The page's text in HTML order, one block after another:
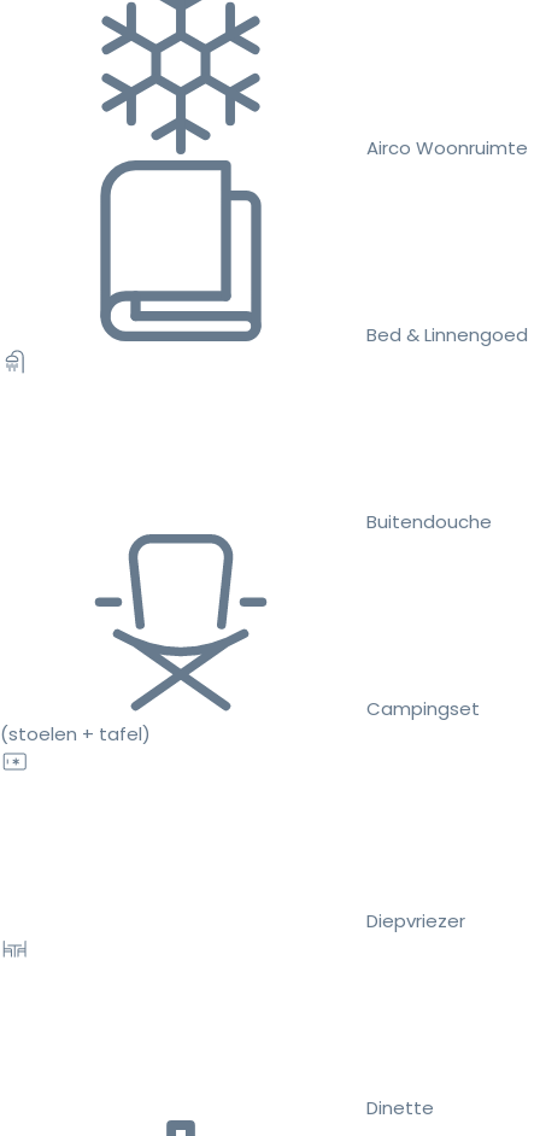
Airco Woonruimte
Bed & Linnengoed
Buitendouche
Campingset
(stoelen + tafel)
Diepvriezer
Dinette